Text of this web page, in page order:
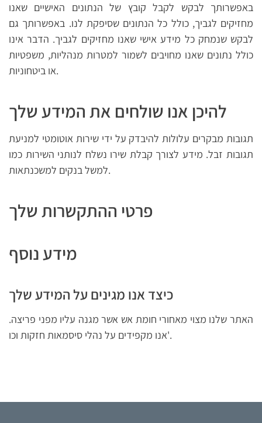
באפשרותך לבקש לקבל קובץ של הנתונים האישיים שאנו
מחזיקים לגביך, כולל כל הנתונים שסיפקת לנו. באפשרותך גם
לבקש שנמחק כל מידע אישי שאנו מחזיקים לגביך. הדבר אינו
כולל נתונים שאנו מחויבים לשמור למטרות מנהליות, משפטיות
או ביטחוניות.
להיכן אנו שולחים את המידע שלך
תגובות מבקרים עלולות להיבדק על ידי שירות אוטומטי למניעת
תגובות זבל. מידע לצורך קבלת שירו נשלח לנותני השירות כמו
למשל בנקים למשכנתאות.
פרטי ההתקשרות שלך
מידע נוסף
כיצד אנו מגינים על המידע שלך
האתר שלנו מצוי מאחורי חומת אש אשר מגנה עליו מפני פריצה.
אנו מקפידים על נהלי סיסמאות חזקות וכו'.